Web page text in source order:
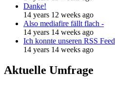
Danke!
14 years 12 weeks ago
Also mediafire fällt flach -
14 years 14 weeks ago
Ich konnte unseren RSS Feed
14 years 14 weeks ago
Aktuelle Umfrage